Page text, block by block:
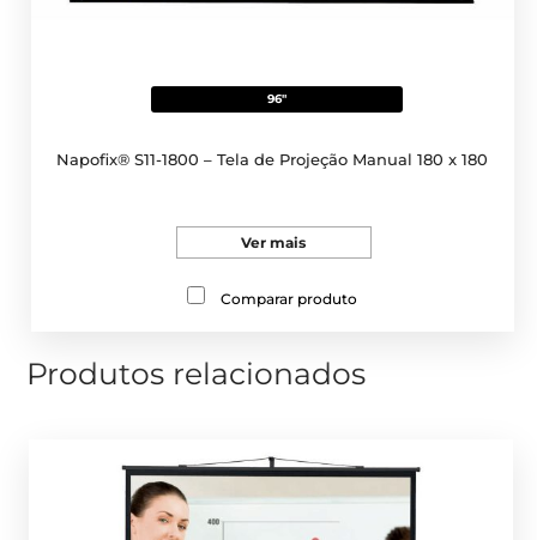
96"
Napofix® S11-1800 – Tela de Projeção Manual 180 x 180
Ver mais
Comparar produto
Produtos relacionados